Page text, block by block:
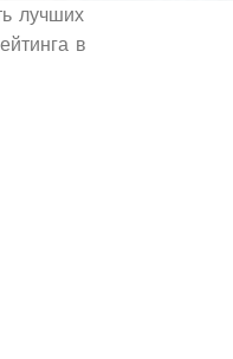
лучших
в